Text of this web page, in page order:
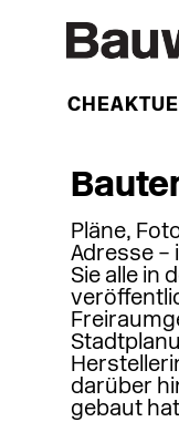
WOCHE
Pläne,
Adresse –
Sie alle in
darüber
gebaut